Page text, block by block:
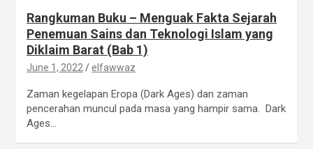
Rangkuman Buku – Menguak Fakta Sejarah
Penemuan Sains dan Teknologi Islam yang
Diklaim Barat (Bab 1)
June 1, 2022 elfawwaz
Zaman kegelapan Eropa (Dark Ages) dan zaman
pencerahan muncul pada masa yang hampir sama. Dark
Ages…